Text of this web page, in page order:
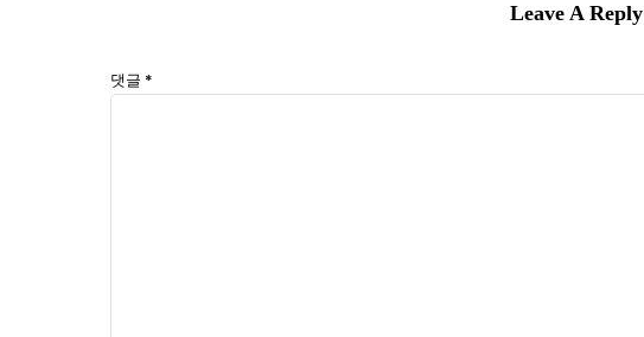
Leave A Reply
댓글 *